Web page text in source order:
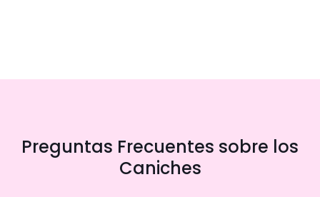
Preguntas Frecuentes sobre los
Caniches